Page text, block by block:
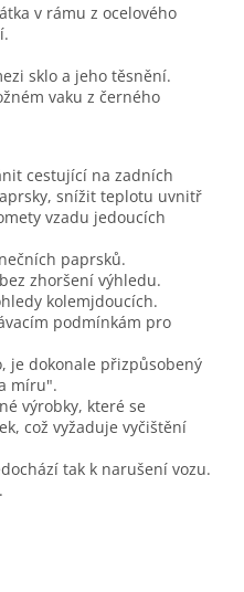
v rámu z ocelového
sklo a jeho těsnění.
vaku z černého
cestující na zadních
snížit teplotu uvnitř
vzadu jedoucích
paprsků.
zhoršení výhledu.
kolemjdoucích.
podmínkám pro
je dokonale přizpůsobený
míru".
výrobky, které se
což vyžaduje vyčištění
tak k narušení vozu.